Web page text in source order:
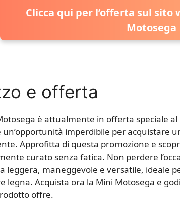
Clicca qui per l’offerta sul
Motosega
e offerta
è attualmente in offerta speciale
un’opportunità imperdibile per acquistare
Approfitta di questa promozione e
curato senza fatica. Non perdere
leggera, maneggevole e versatile, ideale
legna. Acquista ora la Mini Motosega e
offre.